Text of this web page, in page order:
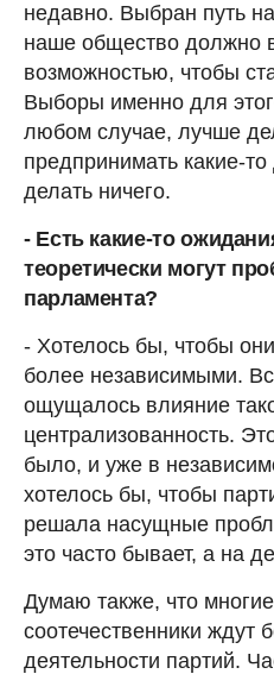
недавно. Выбран путь
наше общество должно
возможностью, чтобы
Выборы именно для
любом случае, лучше
предпринимать какие-
делать ничего.
- Есть какие-то
теоретически могут
парламента?
- Хотелось бы, чтобы
более независимыми.
ощущалось влияние
централизованность.
было, и уже в
хотелось бы, чтобы
решала насущные
это часто бывает, а на
Думаю также, что
соотечественники ждут
деятельности партий.